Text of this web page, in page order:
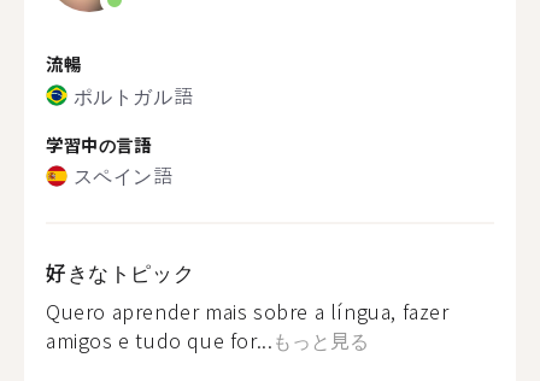
流暢
ポルトガル語
学習中の言語
スペイン語
好きなトピック
Quero aprender mais sobre a língua, fazer
amigos e tudo que for...もっと見る